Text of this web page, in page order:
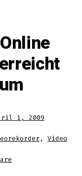
1, 2009
, Video
BONG.TV